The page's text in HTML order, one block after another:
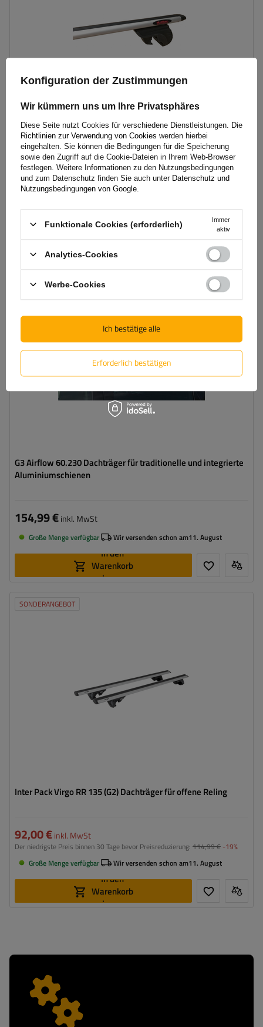
Mont Blanc AMC 5400 AERO Aluminium-Dachgepäckträger
für herkömmliche Reling
237,80 €inkl. MwSt
In den
legen
G3 Airflow 60.230 Dachträger für traditionelle und integrierte
Aluminiumschienen
154,99 €inkl. MwSt
Große Menge verfügbar Wir versenden schon am11. August
In den
Warenkorb
legen
SONDERANGEBOT
Inter Pack Virgo RR 135 (G2) Dachträger für offene Reling
92,00 €inkl. MwSt
Der niedrigste Preis binnen 30 Tage bevor Preisreduzierung: 114,99 € -19%
Große Menge verfügbar
Wir versenden schon am11. August
In den
Warenkorb
legen
Konfiguration der Zustimmungen
Wir kümmern uns um Ihre Privatsphäres
Diese Seite nutzt Cookies für verschiedene Dienstleistungen. Die
Richtlinien zur Verwendung von Cookies werden hierbei
eingehalten. Sie können die Bedingungen für die Speicherung
sowie den Zugriff auf die Cookie-Dateien in Ihrem Web-Browser
festlegen. Weitere Informationen zu den Nutzungsbedingungen
und zum Datenschutz finden Sie auch unter Datenschutz und
Nutzungsbedingungen von Google
Funktionale Cookies (erforderlich)
Immer
aktiv
Analytics-Cookies
Werbe-Cookies
Erforderlich bestätigen
Ich bestätige alle